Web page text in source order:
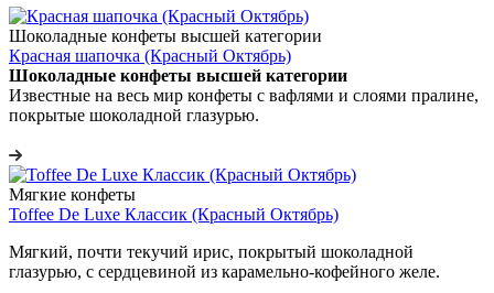
Шоколадные конфеты высшей категории
Красная шапочка (Красный Октябрь)
Шоколадные конфеты высшей категории
Известные на весь мир конфеты с вафлями и слоями пралине,
покрытые шоколадной глазурью.
Мягкие конфеты
Toffee De Luxe Классик (Красный Октябрь)
Мягкий, почти текучий ирис, покрытый шоколадной
глазурью, с сердцевиной из карамельно‑кофейного желе.